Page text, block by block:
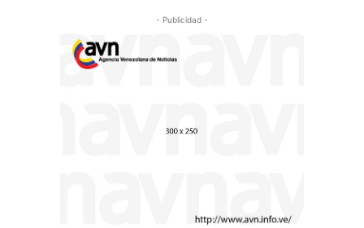
- Publicidad -